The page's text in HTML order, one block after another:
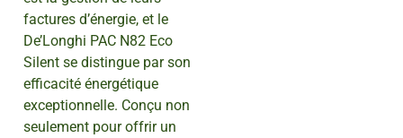
factures d’énergie, et le
De’Longhi PAC N82 Eco
Silent se distingue par son
efficacité énergétique
exceptionnelle. Conçu non
seulement pour offrir un